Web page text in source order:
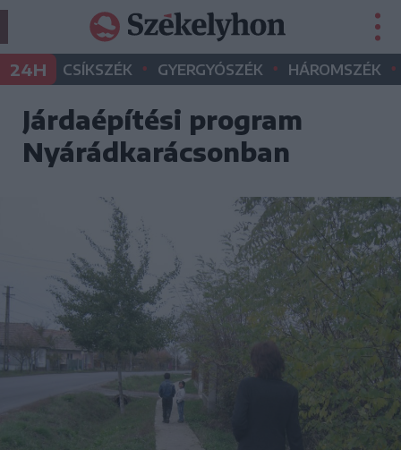
24H CSÍKSZÉK • GYERGYÓSZÉK • HÁROMSZÉK •
Járdaépítési program
Nyárádkarácsonban